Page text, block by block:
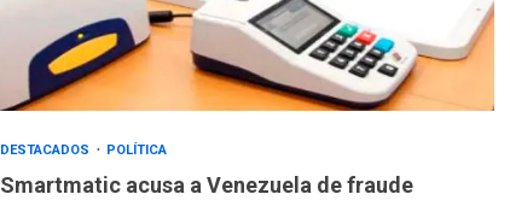
DESTACADOS POLÍTICA
Smartmatic acusa a Venezuela de fraude